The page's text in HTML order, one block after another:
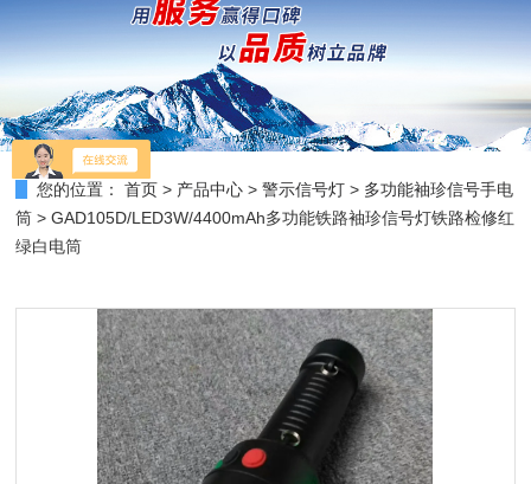
您的位置： 首页 > 产品中心 >警示信号灯 > 多功能袖珍信号手电
筒 > GAD105D/LED3W/4400mAh多功能铁路袖珍信号灯铁路检修红
绿白电筒